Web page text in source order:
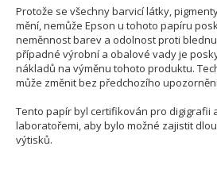
Protože se všechny barvicí látky,
mění, nemůže Epson u tohoto papíru
neměnnost barev a odolnost proti
případné výrobní a obalové vady je
nákladů na výměnu tohoto produktu.
může změnit bez předchozího
Tento papír byl certifikován pro digigrafii
laboratořemi, aby bylo možné zajistit
výtisků.